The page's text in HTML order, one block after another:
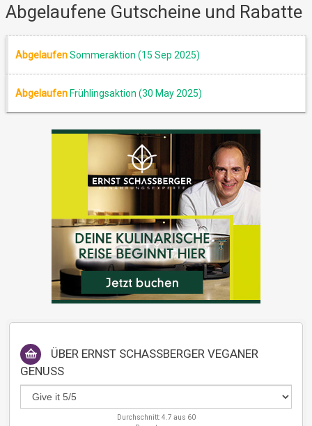
AKTION
Abgelaufene Gutscheine und Rabatte
AbgelaufenSommeraktion (15 Sep 2025)
AbgelaufenFrühlingsaktion (30 May 2025)
ÜBER ERNST SCHASSBERGER VEGANER
GENUSS
Durchschnitt:4.7 aus 60